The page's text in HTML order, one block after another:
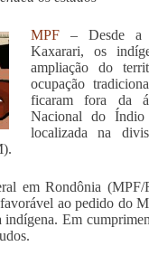
MPF– Desde a
Kaxarari, os
ampliação do
ocupação
ficaram fora da
Nacional do
localizada na
em Rondônia
ao pedido do
Em